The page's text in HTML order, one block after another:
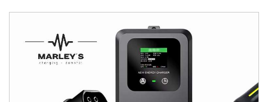
De viernes a domingo, de 10h a 20h